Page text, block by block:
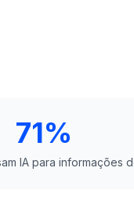
71%
IA para informações